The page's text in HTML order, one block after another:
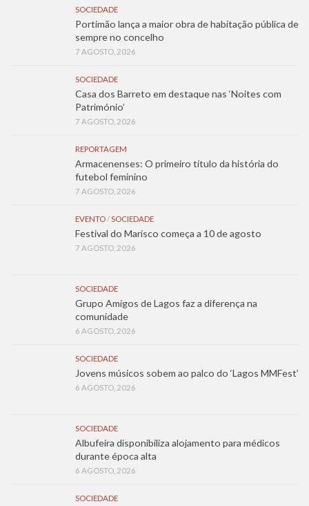
SOCIEDADE
Portimão lança a maior obra de habitação pública de
sempre no concelho
7 AGOSTO, 2026
SOCIEDADE
Casa dos Barreto em destaque nas ‘Noites com
Património’
7 AGOSTO, 2026
REPORTAGEM
Armacenenses: O primeiro título da história do
futebol feminino
7 AGOSTO, 2026
EVENTO/SOCIEDADE
Festival do Marisco começa a 10 de agosto
7 AGOSTO, 2026
SOCIEDADE
Grupo Amigos de Lagos faz a diferença na
comunidade
6 AGOSTO, 2026
SOCIEDADE
Jovens músicos sobem ao palco do ‘Lagos MMFest’
6 AGOSTO, 2026
SOCIEDADE
Albufeira disponibiliza alojamento para médicos
durante época alta
6 AGOSTO, 2026
SOCIEDADE